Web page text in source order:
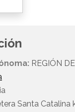
REGIÓN
Santa Catalina